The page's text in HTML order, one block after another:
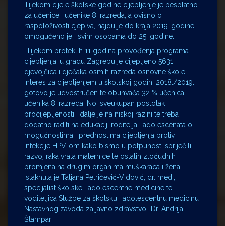
Tijekom cijele školske godine cijepljenje je besplatno
za učenice i učenike 8. razreda, a ovisno o
raspoloživosti cjepiva, najdulje do kraja 2019. godine,
omogućeno je i svim osobama do 25. godine.
„Tijekom proteklih 11 godina provođenja programa
cijepljenja, u gradu Zagrebu je cijepljeno 5631
djevojčica i dječaka osmih razreda osnovne škole.
Interes za cijepljenjem u školskoj godini 2018./2019.
gotovo je udvostručen te obuhvaća 32 % učenica i
učenika 8. razreda. No, sveukupan postotak
procijepljenosti i dalje je na niskoj razini te treba
dodatno raditi na edukaciji roditelja i adolescenata o
mogućnostima i prednostima cijepljenja protiv
infekcije HPV-om kako bismo u potpunosti spriječili
razvoj raka vrata maternice te ostalih zloćudnih
promjena na drugim organima muškaraca i žena“,
istaknula je Tatjana Petričević-Vidović, dr. med.,
specijalist školske i adolescentne medicine te
voditeljica Službe za školsku i adolescentnu medicinu
Nastavnog zavoda za javno zdravstvo „Dr. Andrija
Štampar“.